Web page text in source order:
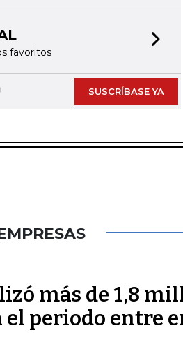
favoritos
SUSCRÍBASE YA
más de 1,8
el periodo entre